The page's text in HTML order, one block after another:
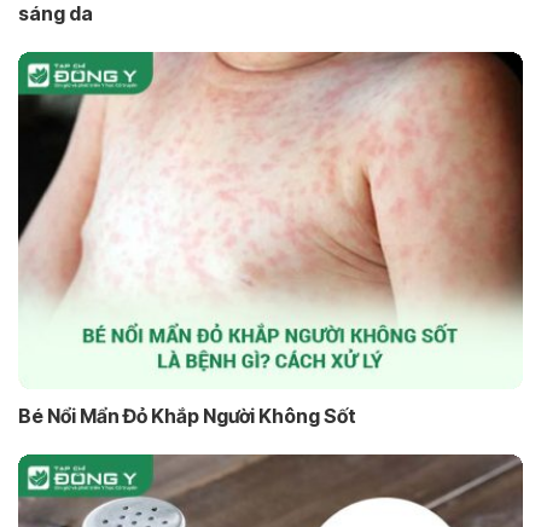
sáng da
Bé Nổi Mẩn Đỏ Khắp Người Không Sốt